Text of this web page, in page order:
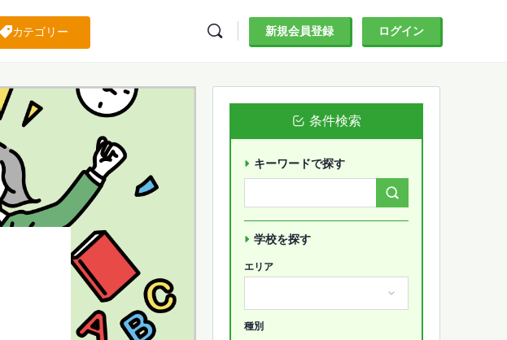
カテゴリー 新規会員登録 ログイン
条件検索
キーワードで探す
学校を探す
エリア
種別